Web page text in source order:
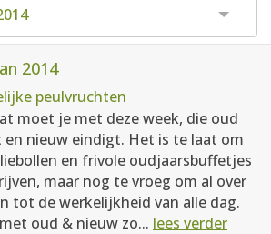
2014
peulvruchten
moet je met deze week, die oud
en nieuw eindigt. Het is te laat om
en frivole oudjaarsbuffetjes
maar nog te vroeg om al over
tot de werkelijkheid van alle dag.
oud & nieuw zo... lees verder